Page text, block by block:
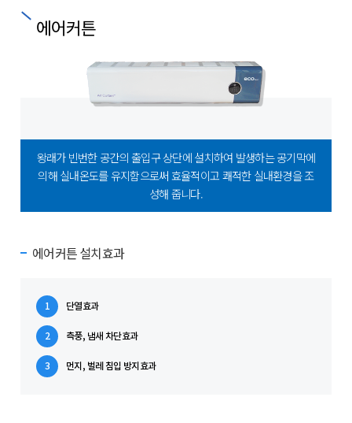
에어커튼
왕래가 빈번한 공간의 출입구 상단에 설치하여 발생하는 공기막에
의해실내온도를 유지함으로써 효율적이고 쾌적한 실내환경을 조
성해 줍니다.
에어커튼 설치효과
1 단열효과
2 측풍, 냄새 차단효과
3 먼지, 벌레 침입 방지효과